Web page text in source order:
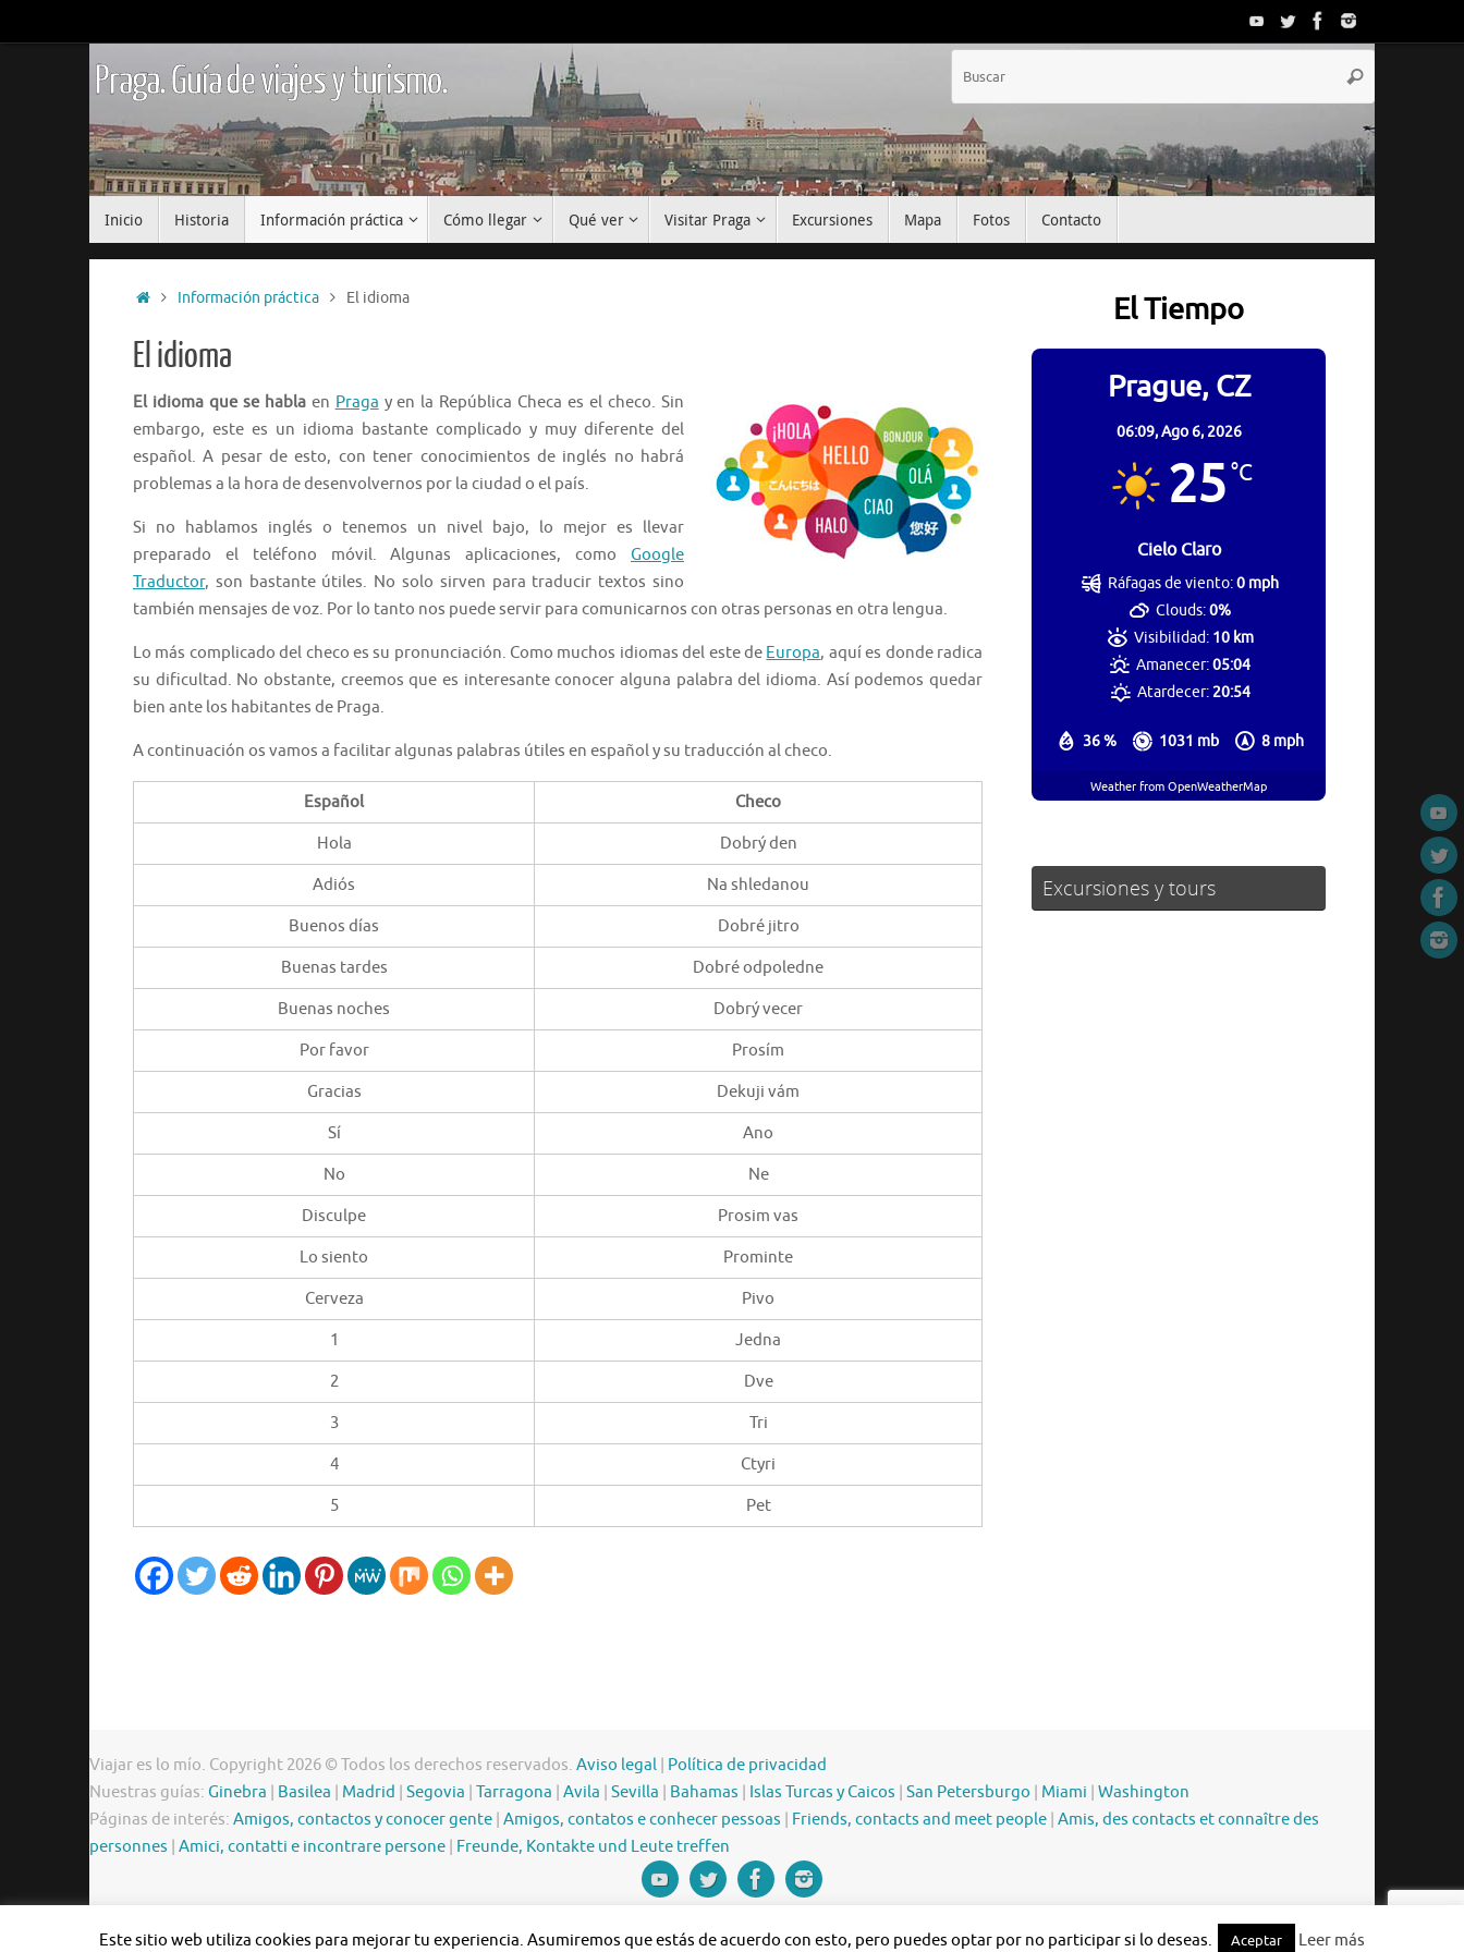
al
Praga. Guía de viajes y turismo. Buscar
Inicio Historia Información práctica Cómo llegar Qué ver Visitar Praga Excursiones Mapa Fotos Contacto
InicioInformación práctica El idioma
El idioma
El idioma que se hablaen Praga y en la República Checa es el checo. Sin
embargo, este es un idioma bastante complicado y muy diferente del
español. A pesar de esto, con tener conocimientos de inglés no habrá
problemas a la hora de desenvolvernos por la ciudad o el país.
Si no hablamos inglés o tenemos un nivel bajo, lo mejor es llevar
preparado el teléfono móvil. Algunas aplicaciones, como Google
Traductor, son bastante útiles. No solo sirven para traducir textos sino
también mensajes de voz. Por lo tanto nos puede servir para comunicarnos con otras personas en otra lengua.
Lo más complicado del checo es su pronunciación. Como muchos idiomas del este de Europa, aquí es donde radica
su dificultad. No obstante, creemos que es interesante conocer alguna palabra del idioma. Así podemos quedar
bien ante los habitantes de Praga.
A continuación os vamos a facilitar algunas palabras útiles en español y su traducción al checo.
Español
Checo
Hola
Dobrý den
Adiós
Na shledanou
Buenos días
Dobré jitro
Buenas tardes
Dobré odpoledne
Buenas noches
Dobrý vecer
Por favor
Prosím
Gracias
Dekuji vám
Sí
Ano
No
Ne
Disculpe
Prosim vas
Lo siento
Prominte
Cerveza
Pivo
1
Jedna
2
Dve
3
Tri
4
Ctyri
5
Pet
El Tiempo
Prague, CZ
06:09,Ago 6, 2026
25°C
Cielo Claro
36 % 1031 mb 8 mph
Ráfagas de viento:0 mph
Clouds:0%
Visibilidad: 10 km
Amanecer:05:04
Atardecer:20:54
Weather from OpenWeatherMap
Excursiones y tours
Viajar es lo mío. Copyright 2026 © Todos los derechos reservados. Aviso legal Política de privacidad
Nuestras guías: Ginebra Basilea Madrid Segovia Tarragona Avila Sevilla Bahamas Islas Turcas y Caicos San Petersburgo Miami Washington
Páginas de interés: Amigos, contactos y conocer gente Amigos, contatos e conhecer pessoas Friends, contacts and meet people Amis, des contacts et connaître des
personnes Amici, contatti e incontrare persone Freunde, Kontakte und Leute treffen
Tempera&WordPress.
Este sitio web utiliza cookies para mejorar tu experiencia. Asumiremos que estás de acuerdo con esto, pero puedes optar por no participar si lo deseas. Aceptar Leer más